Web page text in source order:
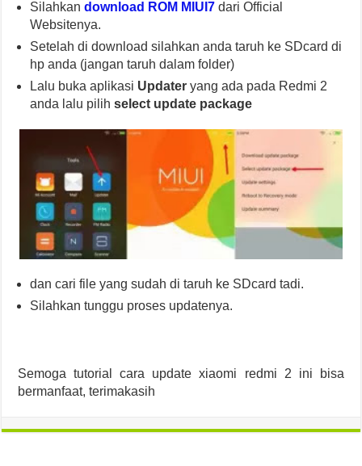
Silahkandownload ROM MIUI7 dari Official
Websitenya.
Setelah di download silahkan anda taruh ke SDcard di
hp anda (jangan taruh dalam folder)
Lalu buka aplikasi Updater yang ada pada Redmi 2
anda lalu pilihselect update package
dan cari file yang sudah di taruh ke SDcard tadi.
Silahkan tunggu proses updatenya.
Semoga tutorial cara update xiaomi redmi 2 ini bisa
bermanfaat, terimakasih